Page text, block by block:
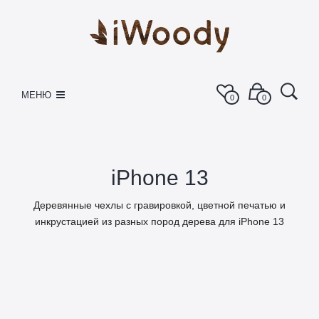
МЕНЮ 0 0
iPhone 13
Деревянные чехлы с гравировкой, цветной печатью и
инкрустацией из разных пород дерева для iPhone 13